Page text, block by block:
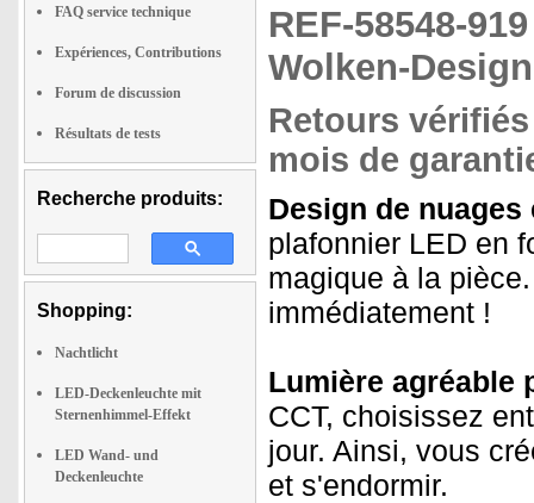
FAQ service technique
Expériences, Contributions
Forum de discussion
Résultats de tests
Recherche produits:
Shopping:
Nachtlicht
LED-Deckenleuchte mit
Sternenhimmel-Effekt
LED Wand- und
Deckenleuchte
REF-58548-
Wolken-
Retours
mois de
Design de
plafonnier LED en
magique à la
immédiatement !
Lumière agréable
CCT, choisissez
jour. Ainsi, vous
et s'endormir.